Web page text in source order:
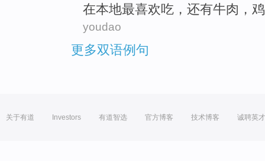
在本地最喜欢吃， 还有牛肉 ，
youdao
更多双语例句
关于有道 Investors 有道智选 官方博客 技术博客 诚聘英才